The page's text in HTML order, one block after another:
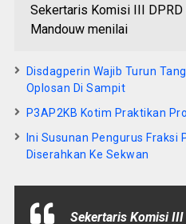
Sekertaris Komisi III DPRD
Mandouw menilai
Disdagperin Wajib Turun
Oplosan Di Sampit
P3AP2KB Kotim Praktikan
Ini Susunan Pengurus Fraksi
Diserahkan Ke Sekwan
Sekertaris Komisi III